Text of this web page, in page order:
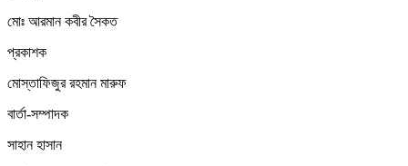
মোঃ আরমান কবীর সৈকত
প্রকাশক
মোস্তাফিজুর রহমান মারুফ
বার্তা-সম্পাদক
সাহান হাসান